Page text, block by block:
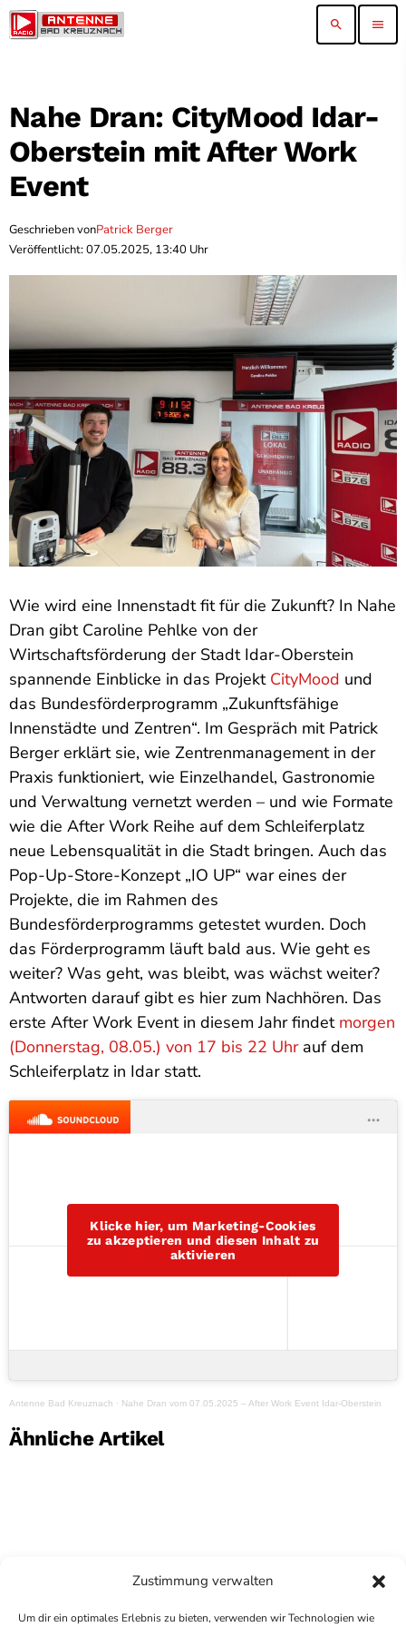
Zustimmung verwalten
Um dir ein optimales Erlebnis zu bieten, verwenden wir Technologien wie
search menu
Nahe Dran: CityMood Idar-
Oberstein mit After Work
Event
Geschrieben vonPatrick Berger
Veröffentlicht: 07.05.2025, 13:40 Uhr
Wie wird eine Innenstadt fit für die Zukunft? In Nahe
Dran gibt Caroline Pehlke von der
Wirtschaftsförderung der Stadt Idar-Oberstein
spannende Einblicke in das Projekt CityMood und
das Bundesförderprogramm „Zukunftsfähige
Innenstädte und Zentren“. Im Gespräch mit Patrick
Berger erklärt sie, wie Zentrenmanagement in der
Praxis funktioniert, wie Einzelhandel, Gastronomie
und Verwaltung vernetzt werden – und wie Formate
wie die After Work Reihe auf dem Schleiferplatz
neue Lebensqualität in die Stadt bringen. Auch das
Pop-Up-Store-Konzept „IO UP“ war eines der
Projekte, die im Rahmen des
Bundesförderprogramms getestet wurden. Doch
das Förderprogramm läuft bald aus. Wie geht es
weiter? Was geht, was bleibt, was wächst weiter?
Antworten darauf gibt es hier zum Nachhören. Das
erste After Work Event in diesem Jahr findet morgen
(Donnerstag, 08.05.) von 17 bis 22 Uhrauf dem
Schleiferplatz in Idar statt.
Klicke hier, um Marketing-Cookies
zu akzeptieren und diesen Inhalt zu
aktivieren
Antenne Bad Kreuznach · Nahe Dran vom 07.05.2025 – After Work Event Idar-Oberstein
Ähnliche Artikel